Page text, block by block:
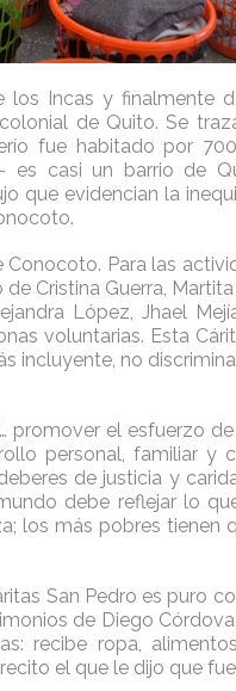
los Incas y finalmente
de Quito. Se
fue habitado por
es casi un barrio de
que evidencian la
Conocoto. Para las
Cristina Guerra,
López, Jhael
voluntarias. Esta
incluyente, no
promover el esfuerzo
personal, familiar y
de justicia y
debe reflejar lo
los más pobres tienen
San Pedro es puro
de Diego
recibe ropa,
el que le dijo que